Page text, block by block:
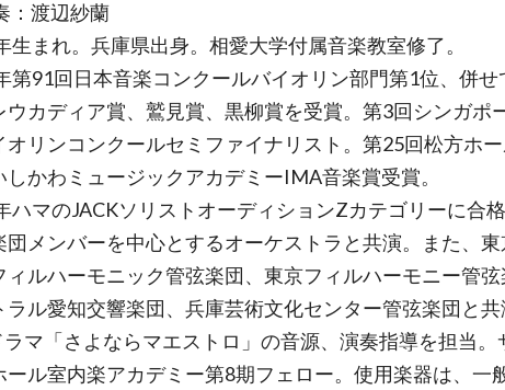
：渡辺紗蘭
生まれ。兵庫県出身。相愛大学付属音楽教室修了。
第91回日本音楽コンクールバイオリン部門第1位、併せ
ウカディア賞、鷲見賞、黒柳賞を受賞。第3回シンガポ
オリンコンクールセミファイナリスト。第25回松方ホ
しかわミュージックアカデミーIMA音楽賞受賞。
ハマのJACKソリストオーディションZカテゴリーに合
団メンバーを中心とするオーケストラと共演。また、東
ィルハーモニック管弦楽団、東京フィルハーモニー管弦
ラル愛知交響楽団、兵庫芸術文化センター管弦楽団と共
ラマ「さよならマエストロ」の音源、演奏指導を担当。
ール室内楽アカデミー第8期フェロー。使用楽器は、一